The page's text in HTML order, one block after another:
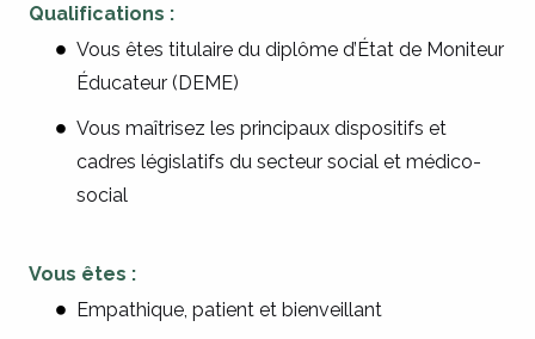
Qualifications :
Vous êtes titulaire du diplôme d’État de Moniteur
Éducateur (DEME)
Vous maîtrisez les principaux dispositifs et
cadres législatifs du secteur social et médico-
social
Vous êtes :
Empathique, patient et bienveillant